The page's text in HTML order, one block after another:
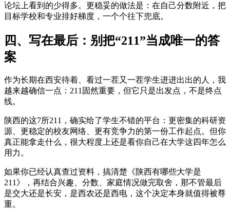
论坛上看到的少得多。更稳妥的做法是：在自己分数附近，把
目标学校和专业排好梯度，一个个往下兜底。
四、写在最后：别把“211”当成唯一的答
案
作为长期在西安待着、看过一茬又一茬学生进进出出的人，我
越来越确信一点：211固然重要，但它只是出发点，不是终点
线。
陕西的这7所211，确实给了学生不错的平台：更密集的科研资
源、更稳定的校友网络、更有竞争力的第一份工作起点。但你
真正能拿走什么，很大程度上还是看你自己在大学这四年怎么
用力。
如果你已经认真查过资料，搞清楚《陕西有哪些大学是
211》，再结合兴趣、分数、家庭情况做完取舍，那不管最后
是交大还是长安，是西农还是西电，这个决定本身就值得被尊
重。